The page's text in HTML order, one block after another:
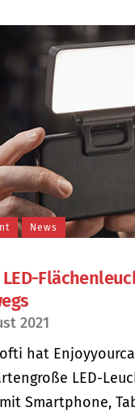
News
2021
hat
LED-
Smartphone,